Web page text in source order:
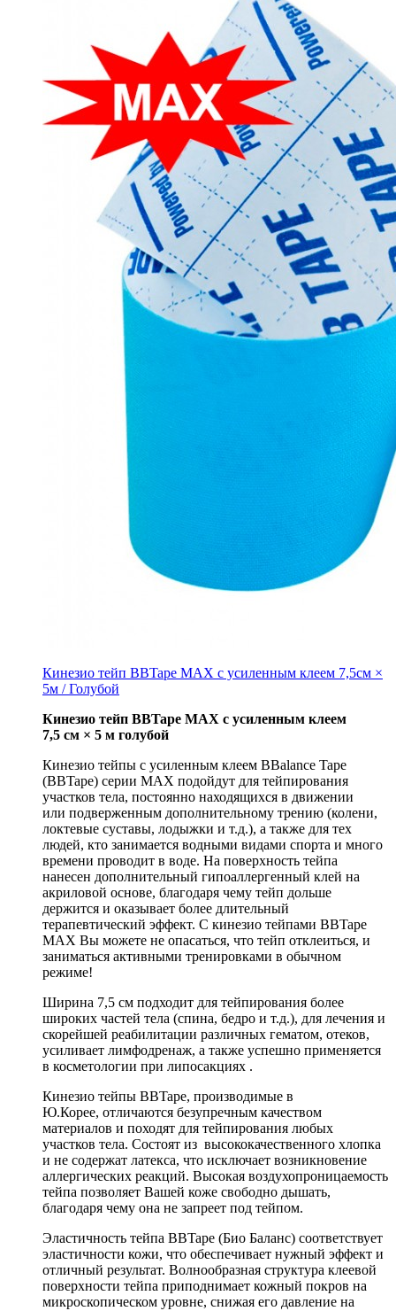
Кинезио тейп BBTape MAX с усиленным клеем 7,5см ×
5м / Голубой
Кинезио тейп BBTape MAX с усиленным клеем
7,5 см × 5 м голубой
Кинезио тейпы с усиленным клеем BBalance Tape
(BBTape) серии MAX подойдут для тейпирования
участков тела, постоянно находящихся в движении
или подверженным дополнительному трению (колени,
локтевые суставы, лодыжки и т.д.), а также для тех
людей, кто занимается водными видами спорта и много
времени проводит в воде. На поверхность тейпа
нанесен дополнительный гипоаллергенный клей на
акриловой основе, благодаря чему тейп дольше
держится и оказывает более длительный
терапевтический эффект. С кинезио тейпами BBTape
MAX Вы можете не опасаться, что тейп отклеиться, и
заниматься активными тренировками в обычном
режиме!
Ширина 7,5 см подходит для тейпирования более
широких частей тела (спина, бедро и т.д.), для лечения и
скорейшей реабилитации различных гематом, отеков,
усиливает лимфодренаж, а также успешно применяется
в косметологии при липосакциях .
Кинезио тейпы BBTape, производимые в
Ю.Корее, отличаются безупречным качеством
материалов и походят для тейпирования любых
участков тела. Состоят из высококачественного хлопка
и не содержат латекса, что исключает возникновение
аллергических реакций. Высокая воздухопроницаемость
тейпа позволяет Вашей коже свободно дышать,
благодаря чему она не запреет под тейпом.
Эластичность тейпа BBTape (Био Баланс) соответствует
эластичности кожи, что обеспечивает нужный эффект и
отличный результат. Волнообразная структура клеевой
поверхности тейпа приподнимает кожный покров на
микроскопическом уровне, снижая его давление на